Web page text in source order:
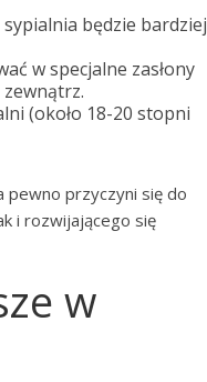
będzie bardziej
w specjalne zasłony
zewnątrz.
(około 18-20 stopni
pewno przyczyni się do
i rozwijającego się
w